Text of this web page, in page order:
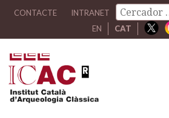
CONTACTE INTRANET
EN
CAT